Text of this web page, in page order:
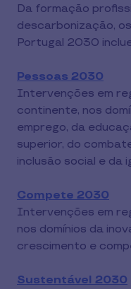
Da formação
descarbonização,
Portugal 2030
Pessoas 2030
Intervenções em
continente, nos
emprego, da
superior, do
inclusão social e da
Compete 2030
Intervenções em
nos domínios da
crescimento e
Sustentável 2030